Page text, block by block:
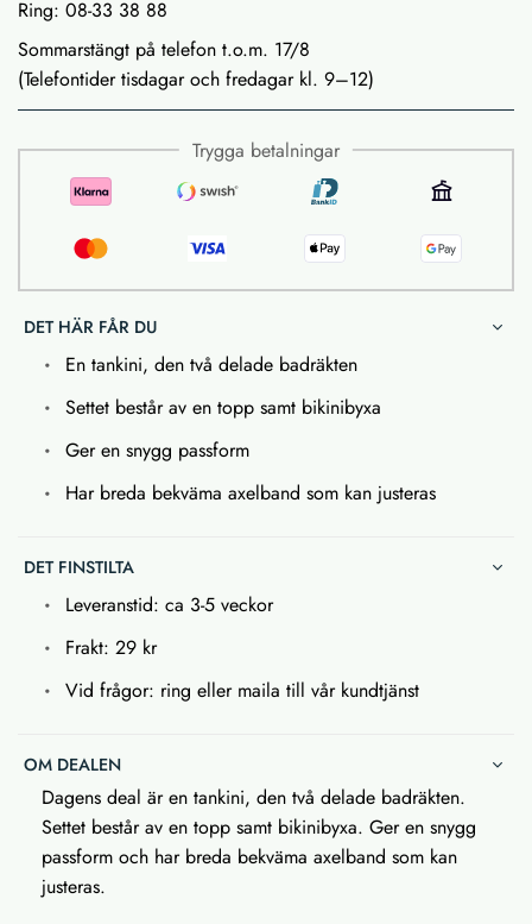
Ring: 08-33 38 88
Sommarstängt på telefon t.o.m. 17/8
(Telefontider tisdagar och fredagar kl. 9–12)
Trygga betalningar
DET HÄR FÅR DU
En tankini, den två delade badräkten
Settet består av en topp samt bikinibyxa
Ger en snygg passform
Har breda bekväma axelband som kan justeras
DET FINSTILTA
Leveranstid: ca 3-5 veckor
Frakt: 29 kr
Vid frågor: ring eller maila till vår kundtjänst
OM DEALEN
Dagens deal är en tankini, den två delade badräkten.
Settet består av en topp samt bikinibyxa. Ger en snygg
passform och har breda bekväma axelband som kan
justeras.